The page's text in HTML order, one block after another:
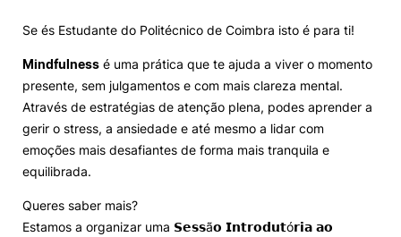
Empregabilidade
Redes e Parceiros
Eventos e Iniciativas
Contactos
Se és Estudante do Politécnico de Coimbra isto é para ti!
Mindfulness é uma prática que te ajuda a viver o momento
presente, sem julgamentos e com mais clareza mental.
Através de estratégias de atenção plena, podes aprender a
gerir o stress, a ansiedade e até mesmo a lidar com
emoções mais desafiantes de forma mais tranquila e
equilibrada.
Queres saber mais?
Estamos a organizar uma 𝗦𝗲𝘀𝘀ã𝗼 𝗜𝗻𝘁𝗿𝗼𝗱𝘂𝘁ó𝗿𝗶𝗮 𝗮𝗼